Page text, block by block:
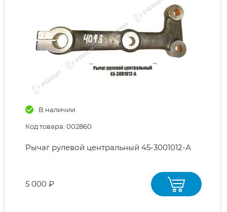
В наличии
Код товара: 002860
Рычаг рулевой центральный 45-3001012-А
5 000 ₽